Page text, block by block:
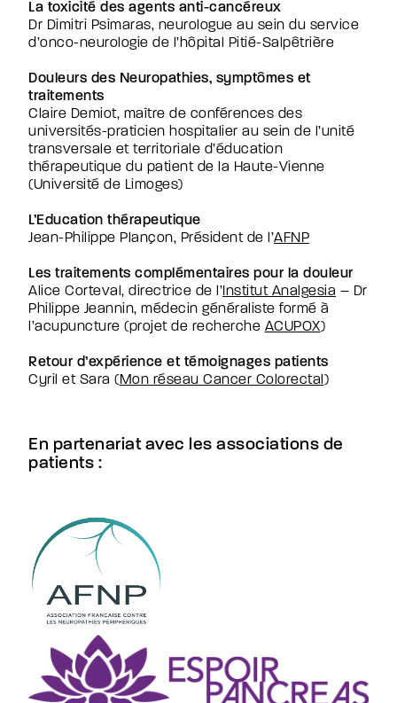
La toxicité des agents anti-cancéreux
Dr Dimitri Psimaras, neurologue au sein du service
d’onco-neurologie de l’hôpital Pitié-Salpêtrière
Douleurs des Neuropathies, symptômes et
traitements
Claire Demiot, maître de conférences des
universités-praticien hospitalier au sein de l’unité
transversale et territoriale d’éducation
thérapeutique du patient de la Haute-Vienne
(Université de Limoges)
L’Education thérapeutique
Jean-Philippe Plançon, Président de l’AFNP
Les traitements complémentaires pour la douleur
Alice Corteval, directrice de l’ Institut Analgesia – Dr
Philippe Jeannin, médecin généraliste formé à
l’acupuncture (projet de recherche ACUPOX)
Retour d’expérience et témoignages patients
Cyril et Sara ( Mon réseau Cancer Colorectal )
En partenariat avec les associations de
patients :